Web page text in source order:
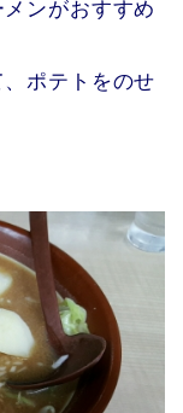
ンがおすすめ
ポテトをのせ